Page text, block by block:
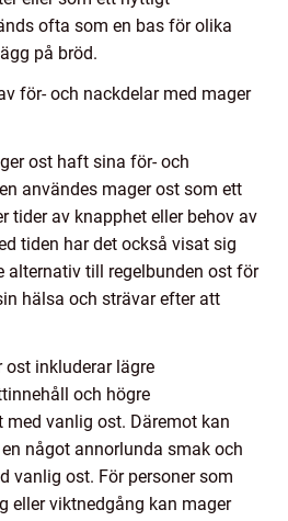
ofta som en bas för olika
på bröd.
för- och nackdelar med mager
ost haft sina för- och
användes mager ost som ett
tider av knapphet eller behov av
tiden har det också visat sig
alternativ till regelbunden ost för
hälsa och strävar efter att
ost inkluderar lägre
och högre
vanlig ost. Däremot kan
något annorlunda smak och
vanlig ost. För personer som
eller viktnedgång kan mager